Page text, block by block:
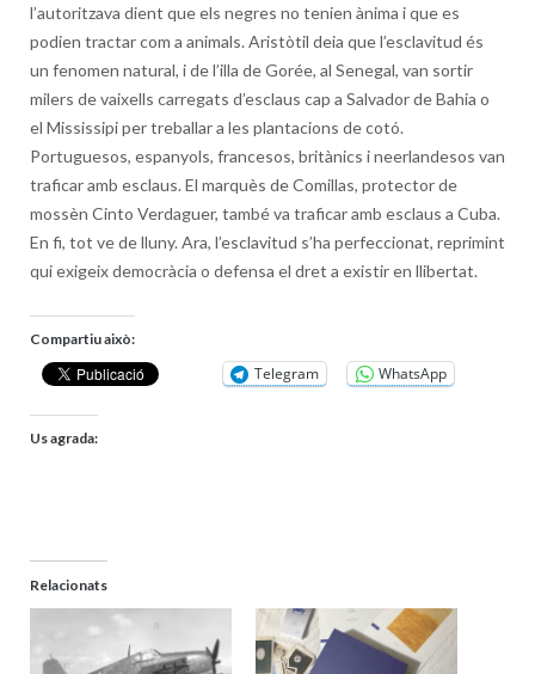
l’autoritzava dient que els negres no tenien ànima i que es
podien tractar com a animals. Aristòtil deia que l’esclavitud és
un fenomen natural, i de l’illa de Gorée, al Senegal, van sortir
milers de vaixells carregats d’esclaus cap a Salvador de Bahia o
el Mississipi per treballar a les plantacions de cotó.
Portuguesos, espanyols, francesos, britànics i neerlandesos van
traficar amb esclaus. El marquès de Comillas, protector de
mossèn Cinto Verdaguer, també va traficar amb esclaus a Cuba.
En fi, tot ve de lluny. Ara, l’esclavitud s’ha perfeccionat, reprimint
qui exigeix democràcia o defensa el dret a existir en llibertat.
Compartiu això:
Telegram WhatsApp
Us agrada:
Relacionats